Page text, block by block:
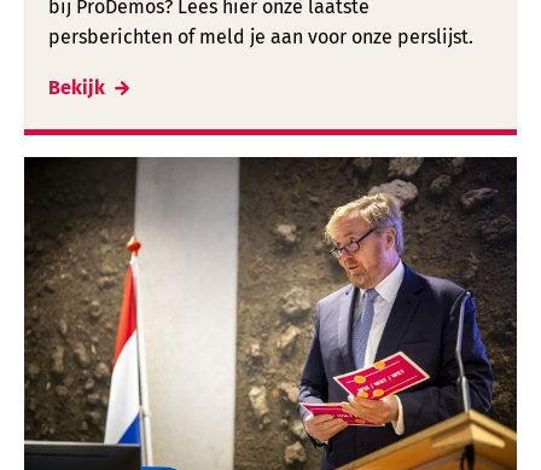
bij ProDemos? Lees hier onze laatste
persberichten of meld je aan voor onze perslijst.
Bekijk